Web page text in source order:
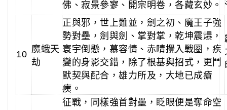
佛、寂景參寥、開宗明卷，各藏玄妙。
10 魔蛾天
劫
正與邪，世上難並，劍之初、魔王子強
勢對壘，劍與劍、掌對掌，乾坤震爆，
寰宇倒懸，慕容情、赤睛攪入戰圈，疾
變的身影交錯，除了根基與招式，更鬥
默契與配合，雄力所及，大地已成瘡
痍。
征戰，同樣強首對壘，眨眼便是奪命空